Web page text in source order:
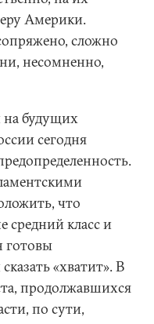
Америки.
сложно
несомненно,
на будущих
сегодня
что
средний класс и
готовы
«хватит». В
продолжавшихся
по сути,